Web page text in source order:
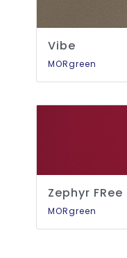
Vibe
MORgreen
Zephyr FRee
MORgreen